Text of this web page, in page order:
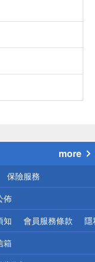
more
保險服務
佈
知 會員服務條款 隱
箱